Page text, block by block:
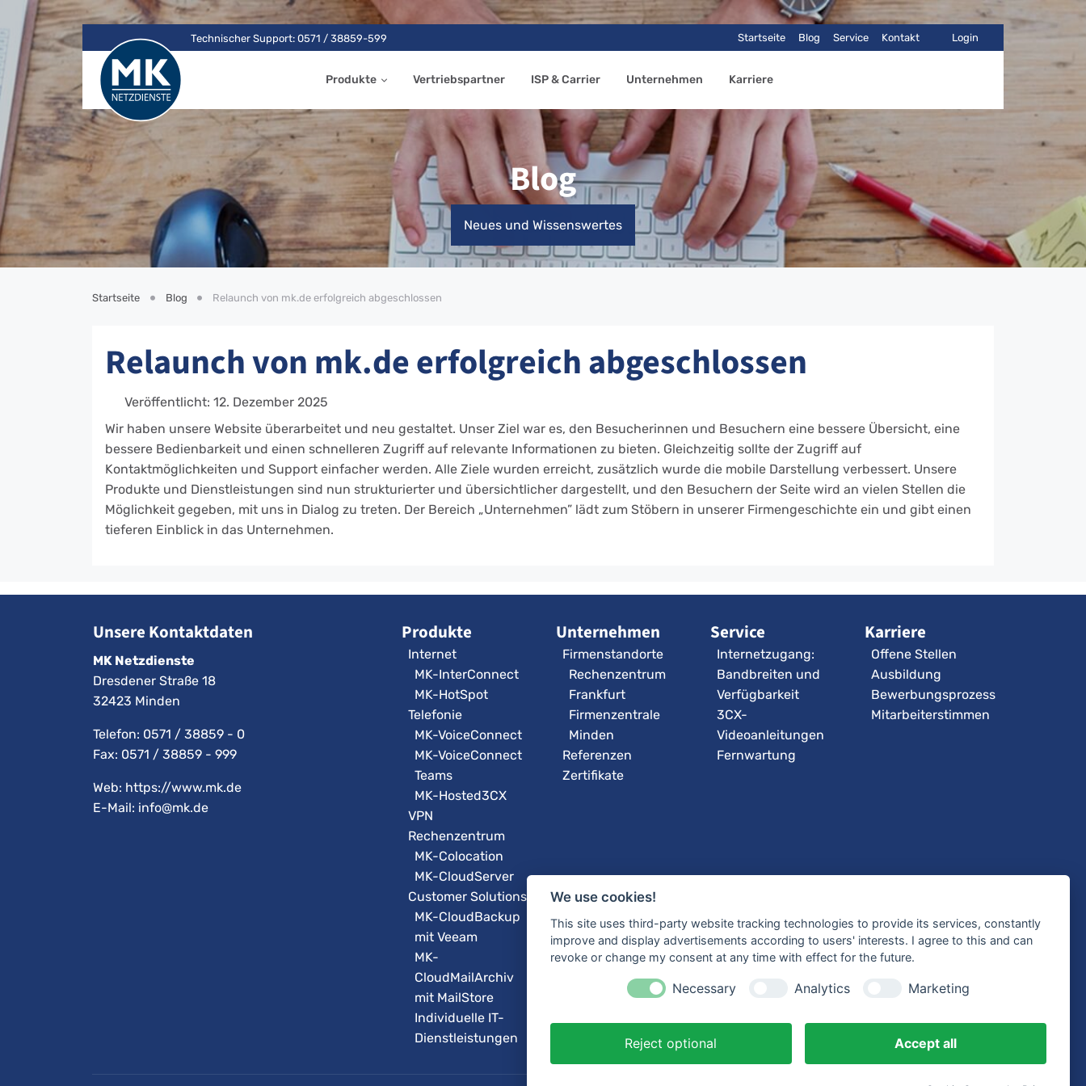
Technischer Support: 0571 / 38859-599 Startseite Blog Service Kontakt Login
Produkte Vertriebspartner ISP & Carrier Unternehmen Karriere
Blog
Neues und Wissenswertes
Startseite Blog Relaunch von mk.de erfolgreich abgeschlossen
Relaunch von mk.de erfolgreich abgeschlossen
Veröffentlicht: 12. Dezember 2025
Wir haben unsere Website überarbeitet und neu gestaltet. Unser Ziel war es, den Besucherinnen und Besuchern eine bessere Übersicht, eine
bessere Bedienbarkeit und einen schnelleren Zugriff auf relevante Informationen zu bieten. Gleichzeitig sollte der Zugriff auf
Kontaktmöglichkeiten und Support einfacher werden. Alle Ziele wurden erreicht, zusätzlich wurde die mobile Darstellung verbessert. Unsere
Produkte und Dienstleistungen sind nun strukturierter und übersichtlicher dargestellt, und den Besuchern der Seite wird an vielen Stellen die
Möglichkeit gegeben, mit uns in Dialog zu treten. Der Bereich „Unternehmen” lädt zum Stöbern in unserer Firmengeschichte ein und gibt einen
tieferen Einblick in das Unternehmen.
Unsere Kontaktdaten
MK Netzdienste
Dresdener Straße 18
32423 Minden
Telefon: 0571 / 38859 - 0
Fax: 0571 / 38859 - 999
Web: https://www.mk.de
E-Mail: info@mk.de
Produkte
Internet
MK-InterConnect
MK-HotSpot
Telefonie
MK-VoiceConnect
MK-VoiceConnect
Teams
MK-Hosted3CX
VPN
Rechenzentrum
MK-Colocation
MK-CloudServer
Customer Solutions
MK-CloudBackup
mit Veeam
MK-
CloudMailArchiv
mit MailStore
Individuelle IT-
Dienstleistungen
Unternehmen
Firmenstandorte
Rechenzentrum
Frankfurt
Firmenzentrale
Minden
Referenzen
Zertifikate
Service
Internetzugang:
Bandbreiten und
Verfügbarkeit
3CX-
Videoanleitungen
Fernwartung
Karriere
Offene Stellen
Ausbildung
Bewerbungsprozess
Mitarbeiterstimmen
We use cookies!
This site uses third-party website tracking technologies to provide its services, constantly
improve and display advertisements according to users' interests. I agree to this and can
revoke or change my consent at any time with effect for the future.
Necessary Analytics Marketing
Reject optional Accept all